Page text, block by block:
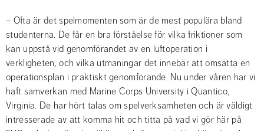
– Ofta är det spelmomenten som är de mest populära bland
studenterna. De får en bra förståelse för vilka friktioner som
kan uppstå vid genomförandet av en luftoperation i
verkligheten, och vilka utmaningar det innebär att omsätta en
operationsplan i praktiskt genomförande. Nu under våren har vi
haft samverkan med Marine Corps University i Quantico,
Virginia. De har hört talas om spelverksamheten och är väldigt
intresserade av att komma hit och titta på vad vi gör här på